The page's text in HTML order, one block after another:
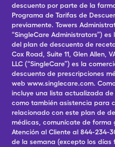
descuento por parte de la
Programa de Tarifas de
previamente. Towers
“SingleCare Administrators”)
del plan de descuento de
Cox Road, Suite 11, Glen Allen,
LLC (“SingleCare”) es la
descuento de prescripciones
web www.singlecare.com.
incluye una lista actualizada
como también asistencia para
relacionado con este plan de
médicas, comunícate de forma
Atención al Cliente al 844-234-
de la semana (excepto los días